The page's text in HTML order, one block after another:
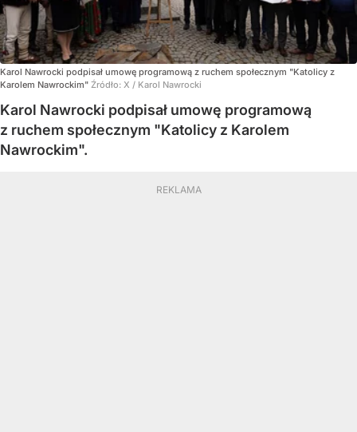
Karol Nawrocki podpisał umowę programową z ruchem społecznym "Katolicy z
Karolem Nawrockim" Źródło: X / Karol Nawrocki
Karol Nawrocki podpisał umowę programową
z ruchem społecznym "Katolicy z Karolem
Nawrockim".